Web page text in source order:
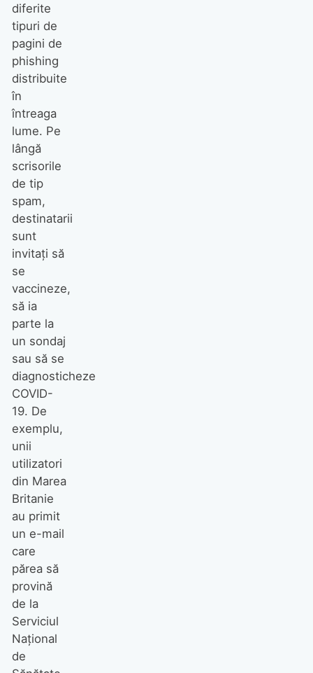
diferite
tipuri de
pagini de
phishing
distribuite
în
întreaga
lume. Pe
lângă
scrisorile
de tip
spam,
destinatarii
sunt
invitați să
se
vaccineze,
să ia
parte la
un sondaj
sau să se
diagnosticheze
COVID-
19. De
exemplu,
unii
utilizatori
din Marea
Britanie
au primit
un e-mail
care
părea să
provină
de la
Serviciul
Național
de